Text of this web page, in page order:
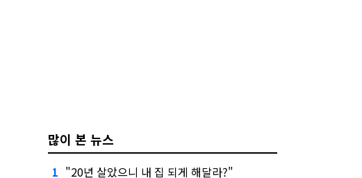
많이 본 뉴스
1 "20년 살았으니 내 집 되게 해달라?"